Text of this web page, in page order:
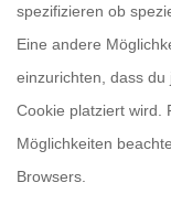
spezifizieren ob
Eine andere
einzurichten, dass
Cookie platziert wird.
Möglichkeiten
Browsers.